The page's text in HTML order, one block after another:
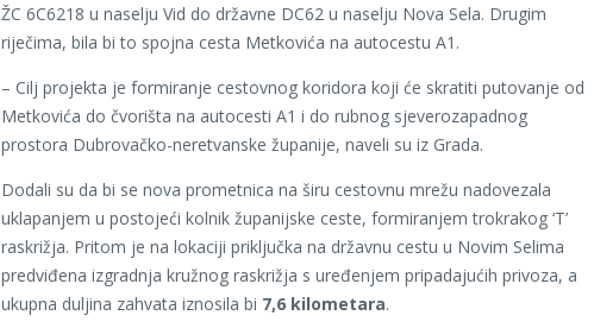
ŽC 6C6218 u naselju Vid do državne DC62 u naselju Nova Sela. Drugim
riječima, bila bi to spojna cesta Metkovića na autocestu A1.
– Cilj projekta je formiranje cestovnog koridora koji će skratiti putovanje od
Metkovića do čvorišta na autocesti A1 i do rubnog sjeverozapadnog
prostora Dubrovačko-neretvanske županije, naveli su iz Grada.
Dodali su da bi se nova prometnica na širu cestovnu mrežu nadovezala
uklapanjem u postojeći kolnik županijske ceste, formiranjem trokrakog ‘T’
raskrižja. Pritom je na lokaciji priključka na državnu cestu u Novim Selima
predviđena izgradnja kružnog raskrižja s uređenjem pripadajućih privoza, a
ukupna duljina zahvata iznosila bi 7,6 kilometara.